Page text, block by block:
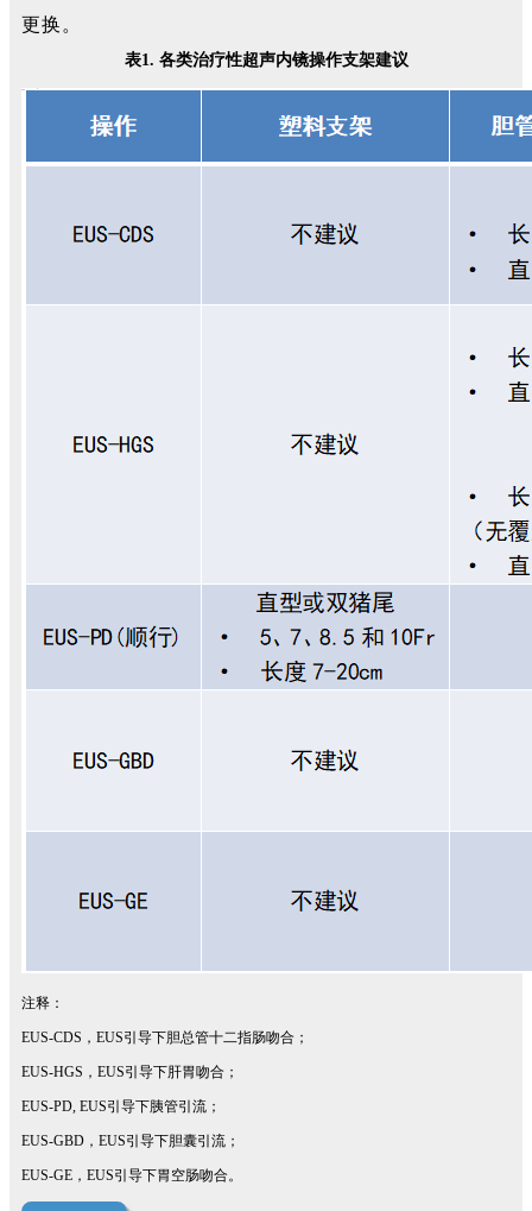
更换。
表1. 各类治疗性超声内镜操作支架建议
注释：
EUS-CDS，EUS引导下胆总管十二指肠吻合；
EUS-HGS，EUS引导下肝胃吻合；
EUS-PD, EUS引导下胰管引流；
EUS-GBD，EUS引导下胆囊引流；
EUS-GE，EUS引导下胃空肠吻合。